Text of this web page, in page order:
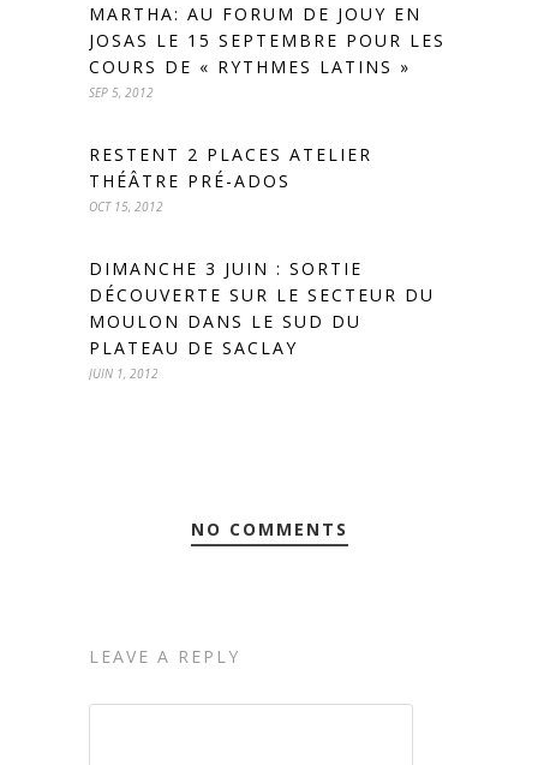
MARTHA: AU FORUM DE JOUY EN
JOSAS LE 15 SEPTEMBRE POUR LES
COURS DE « RYTHMES LATINS »
SEP 5, 2012
RESTENT 2 PLACES ATELIER
THÉÂTRE PRÉ-ADOS
OCT 15, 2012
DIMANCHE 3 JUIN : SORTIE
DÉCOUVERTE SUR LE SECTEUR DU
MOULON DANS LE SUD DU
PLATEAU DE SACLAY
JUIN 1, 2012
NO COMMENTS
LEAVE A REPLY